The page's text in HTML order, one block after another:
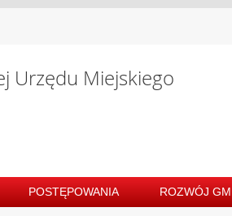
Urzędu Miejskiego
POSTĘPOWANIA ROZWÓJ